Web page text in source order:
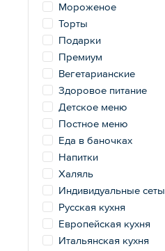
Мороженое
Торты
Подарки
Премиум
Вегетарианские
Здоровое питание
Детское меню
Постное меню
Еда в баночках
Напитки
Халяль
Индивидуальные сеты
Русская кухня
Европейская кухня
Итальянская кухня